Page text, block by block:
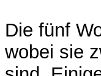
Die fünf
wobei sie